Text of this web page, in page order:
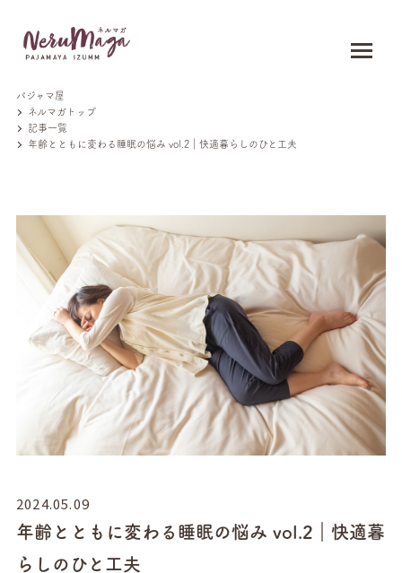
パジャマ屋
ネルマガトップ
記事一覧
年齢とともに変わる睡眠の悩み vol.2｜快適暮らしのひと工夫
2024.05.09
年齢とともに変わる睡眠の悩み vol.2｜快適暮
らしのひと工夫